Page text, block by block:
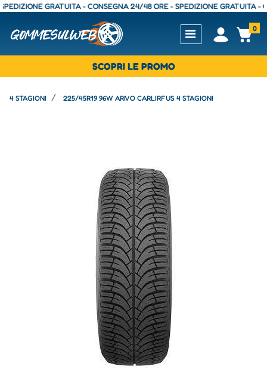
GRATUITA - CONSEGNA 24/48 ORE - SPEDIZIONE GRATUITA -
Open0
SCOPRI LE PROMO
4 STAGIONI 225/45R19 96W ARIVO CARLIRFUS 4 STAGIONI